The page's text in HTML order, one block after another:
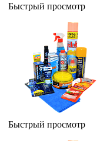
Быстрый просмотр
Быстрый просмотр